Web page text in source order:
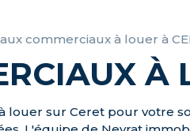
commerciaux à louer à
À
louer sur Ceret pour votre